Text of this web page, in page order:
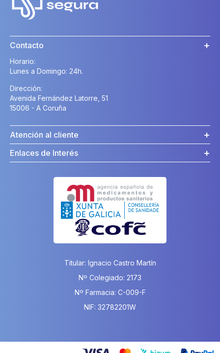
Contacto
Horario:
Lunes a Domingo: 24h.
Dirección:
Avenida Fernández Latorre, 51
15006 - A Coruña
Atención al cliente
Enlaces de Interés
Titular: Ignacio Castro Martín
Nº Colegiado: 2173
Nº Farmacia: C-009-F
NIF: 32782201W